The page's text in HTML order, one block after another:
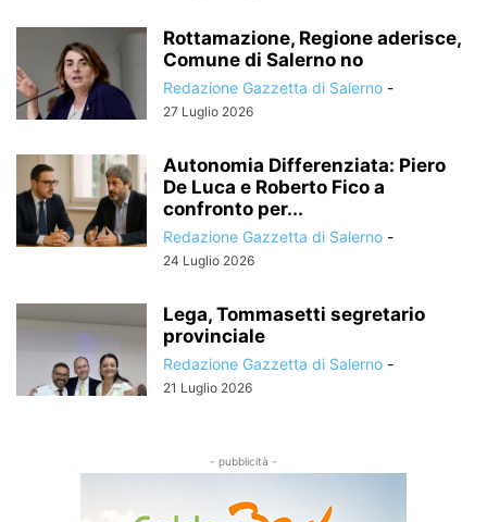
Rottamazione, Regione aderisce,
Comune di Salerno no
Redazione Gazzetta di Salerno -
27 Luglio 2026
Autonomia Differenziata: Piero
De Luca e Roberto Fico a
confronto per...
Redazione Gazzetta di Salerno -
24 Luglio 2026
Lega, Tommasetti segretario
provinciale
Redazione Gazzetta di Salerno -
21 Luglio 2026
- pubblicità -